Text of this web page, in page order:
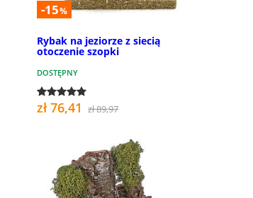
-15%
Rybak na jeziorze z siecią
otoczenie szopki
DOSTĘPNY
zł 76,41 zł 89,97